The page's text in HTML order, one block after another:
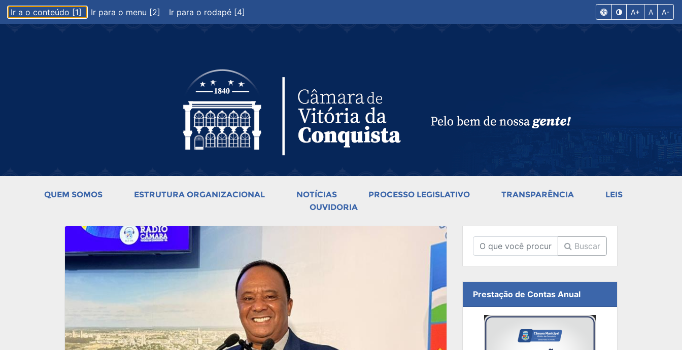
Ir a o conteúdo [1] Ir para o menu [2] Ir para o rodapé [4] A+ A A-
QUEM SOMOS ESTRUTURA ORGANIZACIONAL NOTÍCIAS PROCESSO LEGISLATIVO TRANSPARÊNCIA
LEIS
OUVIDORIA
Buscar
Prestação de Contas Anual